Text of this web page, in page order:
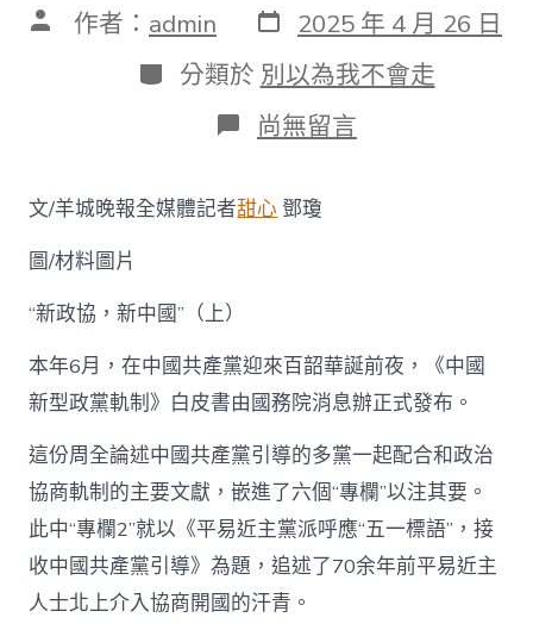
文 作者： admin 發
表
日
期
2025 年 4 月 26 日
分
類
分類於 別以為我不會走
在
〈【嶺
文
史】
召
開
前
“五
一
口
號”
一
呼
百
尚無留言
文/羊城晚報全媒體記者甜心 鄧瓊
圖/材料圖片
“新政協，新中國”（上）
本年6月，在中國共產黨迎來百韶華誕前夜，《中國
新型政黨軌制》白皮書由國務院消息辦正式發布。
這份周全論述中國共產黨引導的多黨一起配合和政治
協商軌制的主要文獻，嵌進了六個“專欄”以注其要。
此中“專欄2”就以《平易近主黨派呼應“五一標語”，接
收中國共產黨引導》為題，追述了70余年前平易近主
人士北上介入協商開國的汗青。